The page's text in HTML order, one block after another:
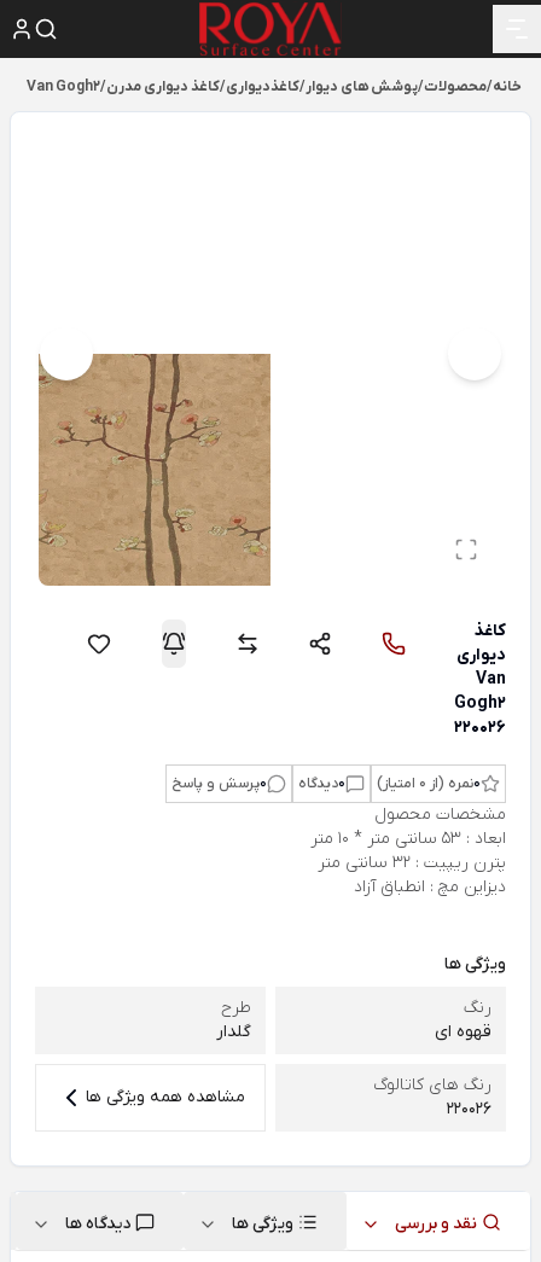
خانه/محصولات/پوشش های دیوار/کاغذدیواری/کاغذ دیواری مدرن/
Van Gogh2
کاغذ
دیواری
Van
Gogh2
220026
0نمره (از 0 امتیاز) 0دیدگاه 0پرسش و پاسخ
مشخصات محصول
ابعاد : 53 سانتی متر * 10 متر
پترن ریپیت : 32 سانتی متر
دیزاین مچ : انطباق آزاد
ویژگی ها
رنگ
قهوه ای
طرح
گلدار
رنگ های کاتالوگ
220026
مشاهده همه ویژگی ها
نقد و بررسی ویژگی ها دیدگاه ها